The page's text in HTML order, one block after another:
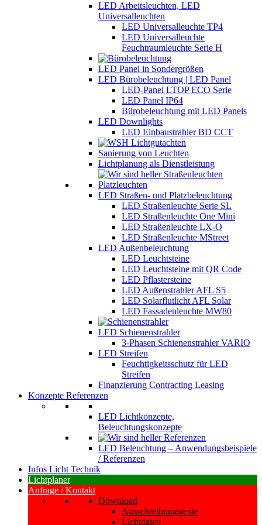
LED Arbeitsleuchten, LED
Universalleuchten
LED Universalleuchte TP4
LED Universalleuchte
Feuchtraumleuchte Serie H
LED Panel in Sondergrößen
LED Bürobeleuchtung | LED Panel
LED-Panel LTOP ECO Serie
LED Panel IP64
Bürobeleuchtung mit LED Panels
LED Downlights
LED Einbaustrahler BD CCT
Sanierung von Leuchten
Lichtplanung als Dienstleistung
LED Straßen- und Platzbeleuchtung
LED Straßenleuchte Serie SL
LED Straßenleuchte One Mini
LED Straßenleuchte LX-O
LED Straßenleuchte MStreet
LED Außenbeleuchtung
LED Leuchtsteine
LED Leuchtsteine mit QR Code
LED Pflastersteine
LED Außenstrahler AFL S5
LED Solarflutlicht AFL Solar
LED Fassadenleuchte MW80
LED Schienenstrahler
3-Phasen Schienenstrahler VARIO
LED Streifen
Feuchtigkeitsschutz für LED
Streifen
Finanzierung Contracting Leasing
Konzepte Referenzen
LED Lichtkonzepte,
Beleuchtungskonzepte
LED Beleuchtung – Anwendungsbeispiele
/ Referenzen
Infos Licht Technik
Lichtplaner
Anfrage / Kontakt
Download
Ausschreibungstexte
Lichtdaten